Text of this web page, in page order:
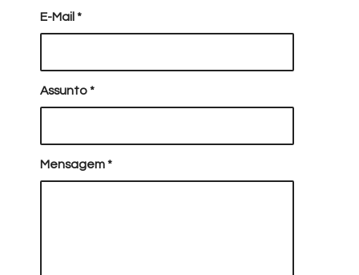
E-Mail *
Assunto*
Mensagem*